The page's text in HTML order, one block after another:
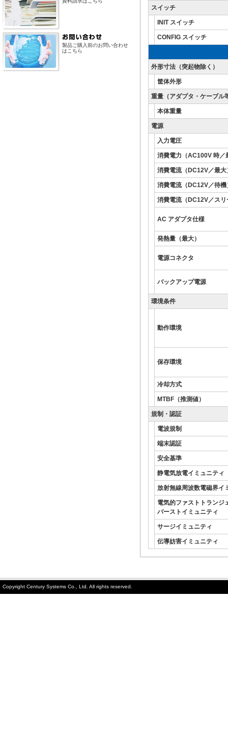
スイッチ
INIT スイッチ
CONFIG スイッチ
外形寸法（突起物除く）
筐体外形
重量（アダプタ・ケーブル
本体重量
電源
入力電圧
消費電力（AC100V 時／
消費電流（DC12V／最大
消費電流（DC12V／待機
消費電流（DC12V／スリ
AC アダプタ仕様
発熱量（最大）
電源コネクタ
バックアップ電源
環境条件
動作環境
保存環境
冷却方式
MTBF（推測値）
規制・認証
電波規制
端末認証
安全基準
静電気放電イミュニティ
放射無線周波数電磁界イ
電気的ファストトランジ
バーストイミュニティ
サージイミュニティ
伝導妨害イミュニティ
製品ご購入前のお問い合わせ
はこちら
Copyright Century Systems Co., Ltd. All rights reserved.